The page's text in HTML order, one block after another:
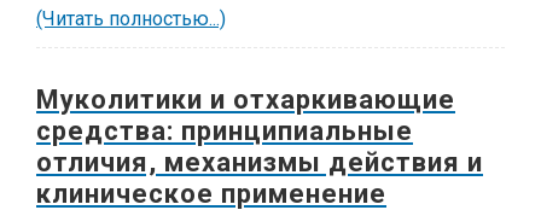
(Читать полностью...)
Муколитики и отхаркивающие
средства: принципиальные
отличия, механизмы действия и
клиническое применение